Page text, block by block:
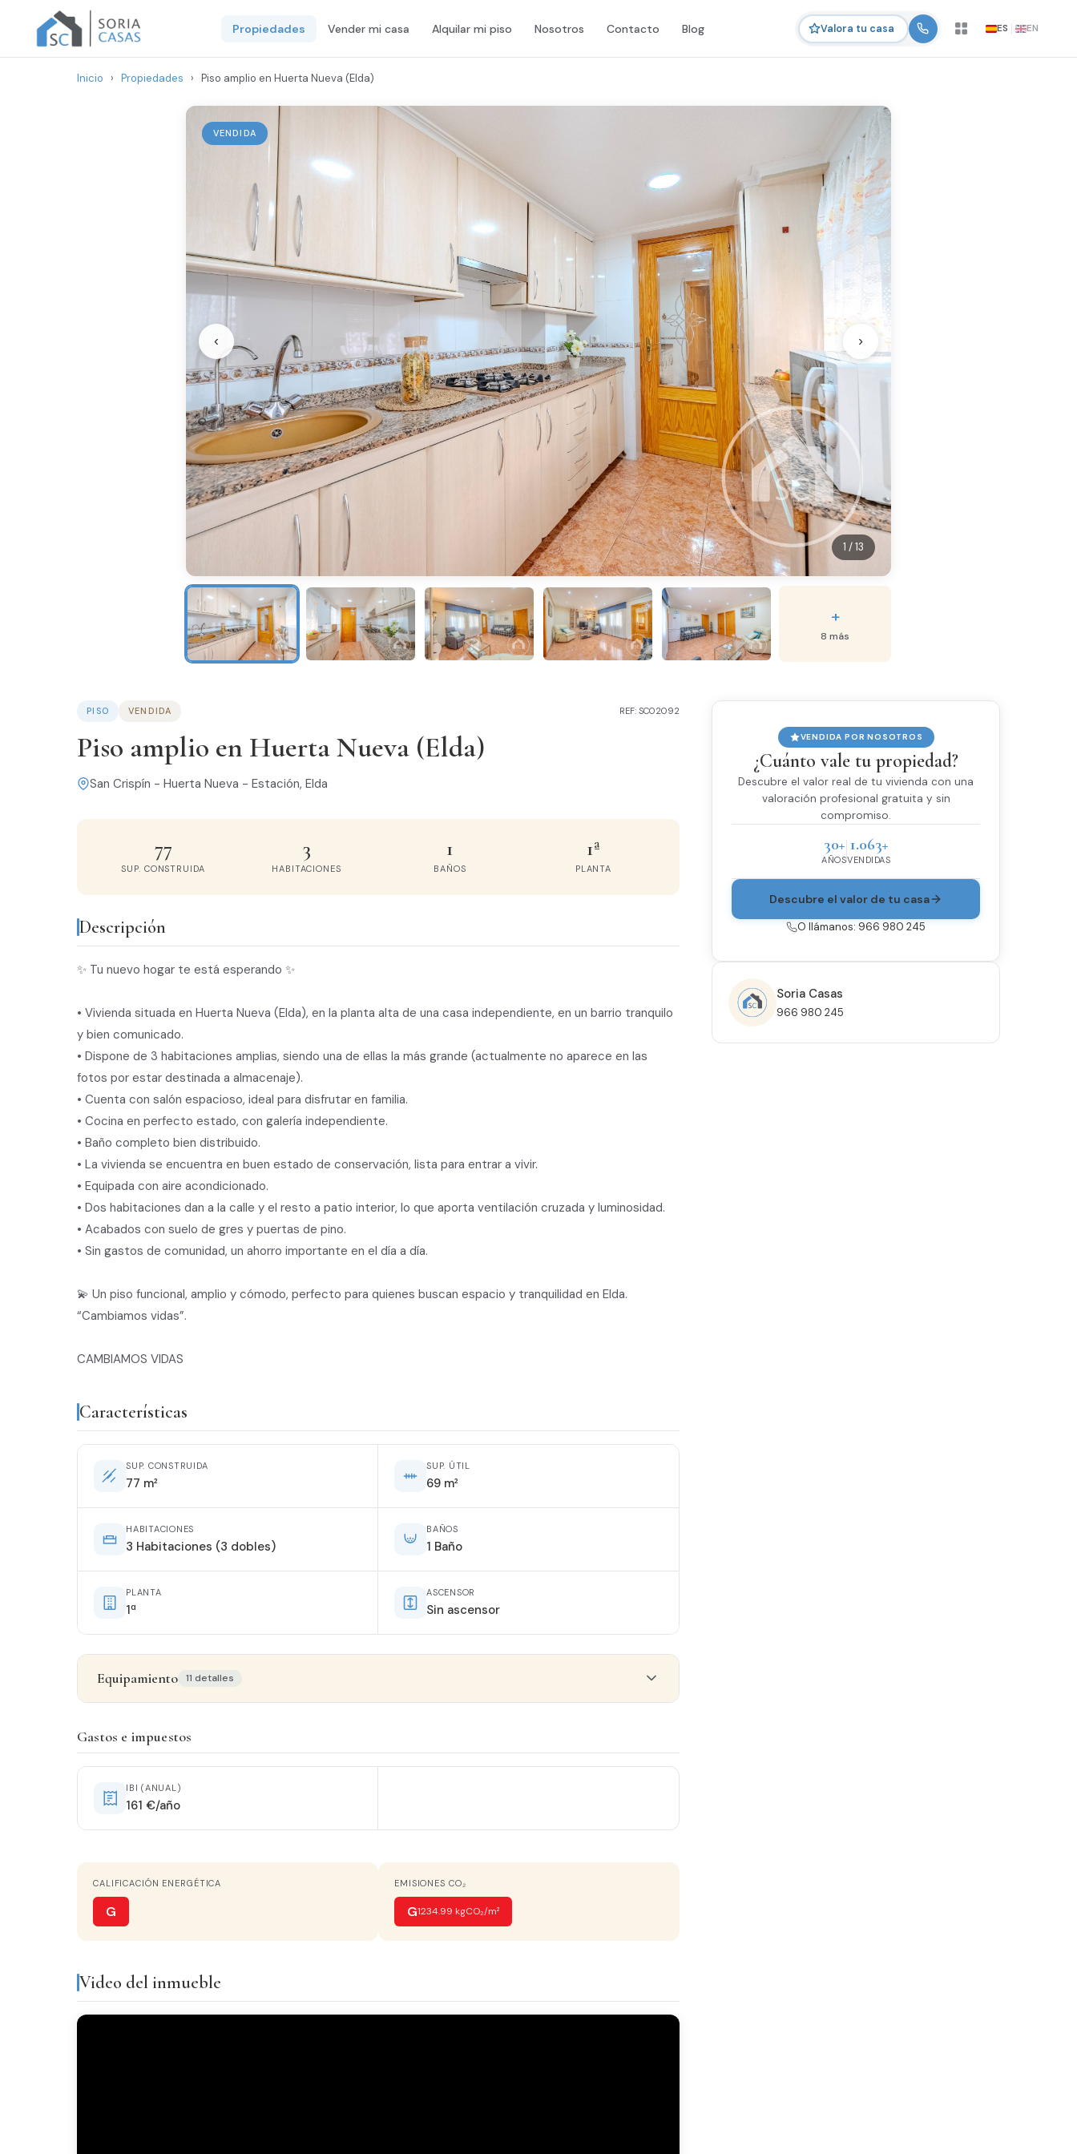
Propiedades Vender mi casa Alquilar mi piso Nosotros Contacto Blog Valora tu casa ES EN
Inicio › Propiedades › Piso amplio en Huerta Nueva (Elda)
VENDIDA
1 / 13
‹ ›
+
8 más
PISO VENDIDA REF: SC02092
Piso amplio en Huerta Nueva (Elda)
San Crispín - Huerta Nueva - Estación, Elda
77
SUP. CONSTRUIDA
3
HABITACIONES
1
BAÑOS
1ª
PLANTA
Descripción
✨ Tu nuevo hogar te está esperando ✨
• Vivienda situada en Huerta Nueva (Elda), en la planta alta de una casa independiente, en un barrio tranquilo
y bien comunicado.
• Dispone de 3 habitaciones amplias, siendo una de ellas la más grande (actualmente no aparece en las
fotos por estar destinada a almacenaje).
• Cuenta con salón espacioso, ideal para disfrutar en familia.
• Cocina en perfecto estado, con galería independiente.
• Baño completo bien distribuido.
• La vivienda se encuentra en buen estado de conservación, lista para entrar a vivir.
• Equipada con aire acondicionado.
• Dos habitaciones dan a la calle y el resto a patio interior, lo que aporta ventilación cruzada y luminosidad.
• Acabados con suelo de gres y puertas de pino.
• Sin gastos de comunidad, un ahorro importante en el día a día.
💫 Un piso funcional, amplio y cómodo, perfecto para quienes buscan espacio y tranquilidad en Elda.
“Cambiamos vidas”.
CAMBIAMOS VIDAS
Características
SUP. CONSTRUIDA
77 m²
SUP. ÚTIL
69 m²
HABITACIONES
3 Habitaciones (3 dobles)
BAÑOS
1 Baño
PLANTA
1ª
ASCENSOR
Sin ascensor
Equipamiento 11 detalles
Equipamiento y servicios
Gastos e impuestos
IBI (ANUAL)
161 €/año
CALIFICACIÓN ENERGÉTICA
G
EMISIONES CO₂
G1234.99 kgCO₂/m²
Video del inmueble
VENDIDA POR NOSOTROS
¿Cuánto vale tu propiedad?
Descubre el valor real de tu vivienda con una
valoración profesional gratuita y sin
compromiso.
30+
AÑOS
1.063+
VENDIDAS
Descubre el valor de tu casa
O llámanos: 966 980 245
Soria Casas
966 980 245